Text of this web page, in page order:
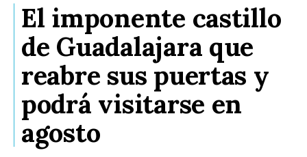
El imponente castillo
de Guadalajara que
reabre sus puertas y
podrá visitarse en
agosto